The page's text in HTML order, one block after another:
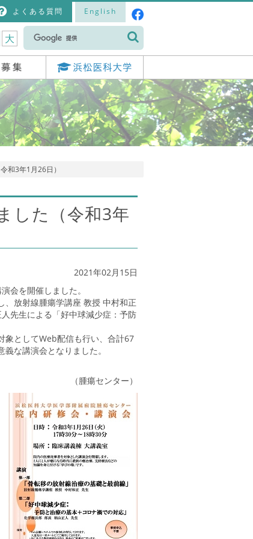
よくある質問 English
大
和3年1月26日）
した（令和3年
2021年02月15日
会を開催しました。
放射線腫瘍学講座 教授 中村和正
先生による「好中球減少症：予防
象としてWeb配信も行い、合計67
な講演会となりました。
（腫瘍センター）